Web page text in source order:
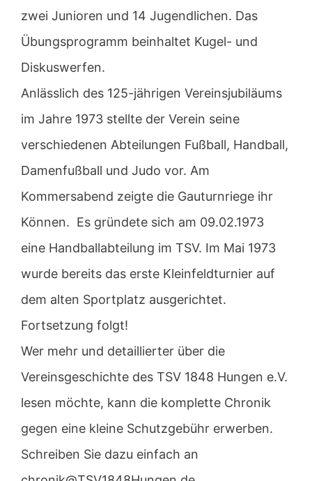
zwei Junioren und 14 Jugendlichen. Das
Übungsprogramm beinhaltet Kugel- und
Diskuswerfen.
Anlässlich des 125-jährigen Vereinsjubiläums
im Jahre 1973 stellte der Verein seine
verschiedenen Abteilungen Fußball, Handball,
Damenfußball und Judo vor. Am
Kommersabend zeigte die Gauturnriege ihr
Können. Es gründete sich am 09.02.1973
eine Handballabteilung im TSV. Im Mai 1973
wurde bereits das erste Kleinfeldturnier auf
dem alten Sportplatz ausgerichtet.
Fortsetzung folgt!
Wer mehr und detaillierter über die
Vereinsgeschichte des TSV 1848 Hungen e.V.
lesen möchte, kann die komplette Chronik
gegen eine kleine Schutzgebühr erwerben.
Schreiben Sie dazu einfach an